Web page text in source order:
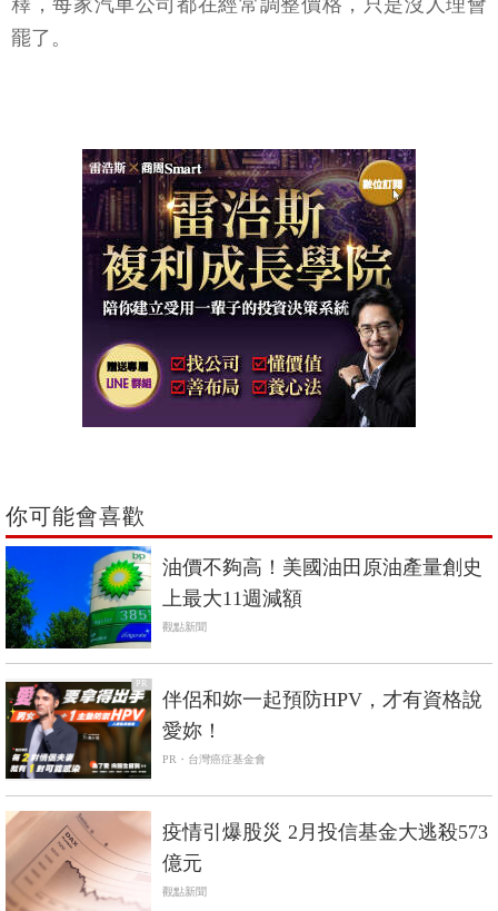
釋，每家汽車公司都在經常調整價格，只是沒人理會
罷了。
你可能會喜歡
油價不夠高！美國油田原油產量創史
上最大11週減額
觀點新聞
PR
伴侶和妳一起預防HPV，才有資格說
愛妳！
PR・台灣癌症基金會
疫情引爆股災 2月投信基金大逃殺573
億元
觀點新聞